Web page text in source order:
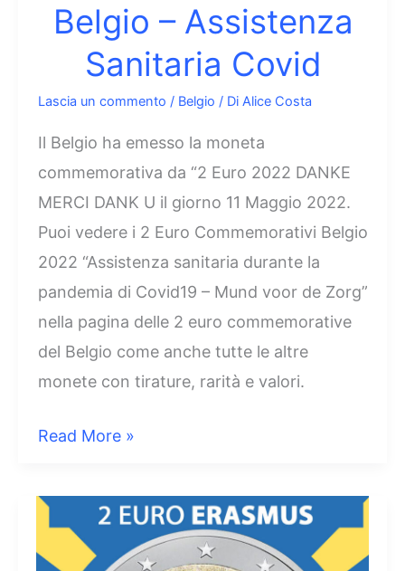
Belgio – Assistenza
Sanitaria Covid
Lascia un commento / Belgio / Di Alice Costa
Il Belgio ha emesso la moneta
commemorativa da “2 Euro 2022 DANKE
MERCI DANK U il giorno 11 Maggio 2022.
Puoi vedere i 2 Euro Commemorativi Belgio
2022 “Assistenza sanitaria durante la
pandemia di Covid19 – Mund voor de Zorg”
nella pagina delle 2 euro commemorative
del Belgio come anche tutte le altre
monete con tirature, rarità e valori.
2
DANKE
MERCI
DANK
Read More »